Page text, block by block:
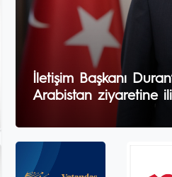
İletişim Başkanı
Arabistan ziyaretine